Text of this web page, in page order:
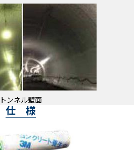
トンネル壁面
仕 様